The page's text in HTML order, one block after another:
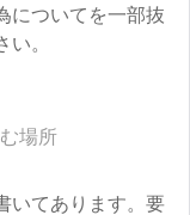
についてを一部抜
。
場所
いてあります。要